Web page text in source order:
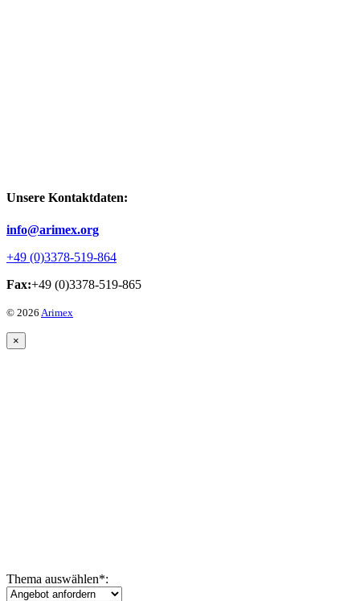
Unsere Kontaktdaten:
info@arimex.org
+49 (0)3378-519-864
Fax:+49 (0)3378-519-865
© 2026 Arimex
×
Thema auswählen*: